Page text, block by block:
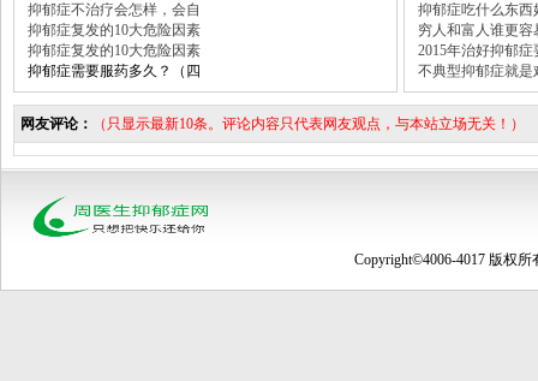
抑郁症不治疗会怎样，会自
抑郁症复发的10大危险因素
抑郁症复发的10大危险因素
抑郁症需要服药多久？（四
抑郁症吃什么东西
穷人和富人谁更容
2015年治好抑郁症
不典型抑郁症就是
网友评论： （只显示最新10条。评论内容只代表网友观点，与本站立场无关！）
Copyright©4006-4017 版权